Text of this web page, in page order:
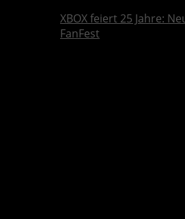
XBOX feiert 25 Jahre:
FanFest